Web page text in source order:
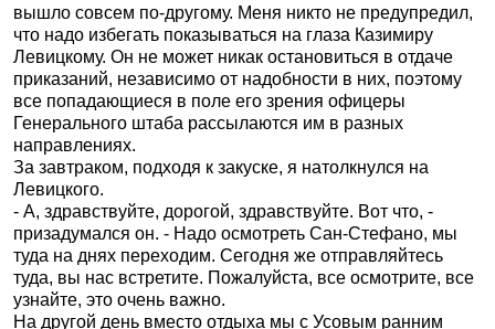
вышло совсем по-другому. Меня никто не предупредил,
что надо избегать показываться на глаза Казимиру
Левицкому. Он не может никак остановиться в отдаче
приказаний, независимо от надобности в них, поэтому
все попадающиеся в поле его зрения офицеры
Генерального штаба рассылаются им в разных
направлениях.
За завтраком, подходя к закуске, я натолкнулся на
Левицкого.
- А, здравствуйте, дорогой, здравствуйте. Вот что, -
призадумался он. - Надо осмотреть Сан-Стефано, мы
туда на днях переходим. Сегодня же отправляйтесь
туда, вы нас встретите. Пожалуйста, все осмотрите, все
узнайте, это очень важно.
На другой день вместо отдыха мы с Усовым ранним